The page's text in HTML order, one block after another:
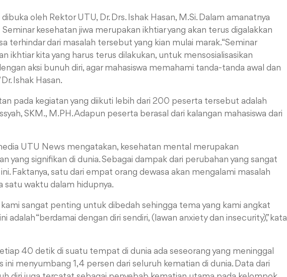
oleh Rektor UTU, Dr. Drs. Ishak Hasan, M.Si. Dalam amanatnya
Seminar kesehatan jiwa merupakan ikhtiar yang akan terus digalakkan
terhindar dari masalah tersebut yang kian mulai marak. “Seminar
ikhtiar kita yang harus terus dilakukan, untuk mensosialisasikan
aksi bunuh diri, agar mahasiswa memahami tanda-tanda awal dan
Ishak Hasan.
pada kegiatan yang diikuti lebih dari 200 peserta tersebut adalah
SKM., M.PH. Adapun peserta berasal dari kalangan mahasiswa dari
UTU News mengatakan, kesehatan mental merupakan
yang signifikan di dunia. Sebagai dampak dari perubahan yang sangat
Faktanya, satu dari empat orang dewasa akan mengalami masalah
satu waktu dalam hidupnya.
sangat penting untuk dibedah sehingga tema yang kami angkat
adalah “berdamai dengan diri sendiri, (lawan anxiety dan insecurity),” kata
40 detik di suatu tempat di dunia ada seseorang yang meninggal
ini menyumbang 1,4 persen dari seluruh kematian di dunia. Data dari